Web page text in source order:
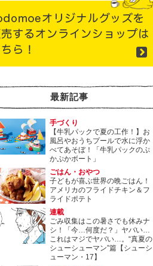
最新記事
手づくり
【牛乳パックで夏の工作！】お
風呂やおうちプールで水に浮か
べてあそぼ！「牛乳パックのぷ
かぷかボート」
ごはん・おやつ
子どもが喜ぶ世界の晩ごはん！
アメリカのフライドチキン＆フ
ライドポテト
連載
ごみ収集はこの暑さでも休みナ
シ！「今…何度だ？」ヤバい…
これはマジでヤバい…。“真夏の
シューシューマン”篇【シューシ
ューマン・17】